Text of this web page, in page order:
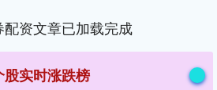
配资文章已加载完成
股实时涨跌榜